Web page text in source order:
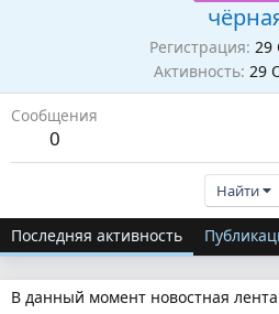
Регистрация 29
Активность 29
Сообщения
0
Найти
Последняя активность
В данный момент новостная лента